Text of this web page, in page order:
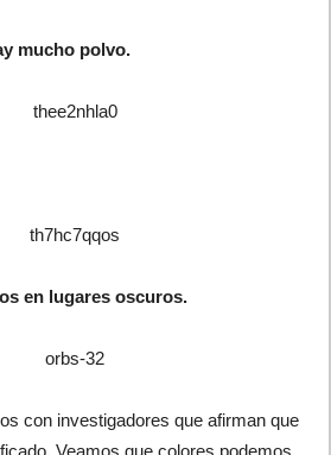
mucho polvo.
en lugares oscuros.
con investigadores que afirman que
Veamos que colores podemos